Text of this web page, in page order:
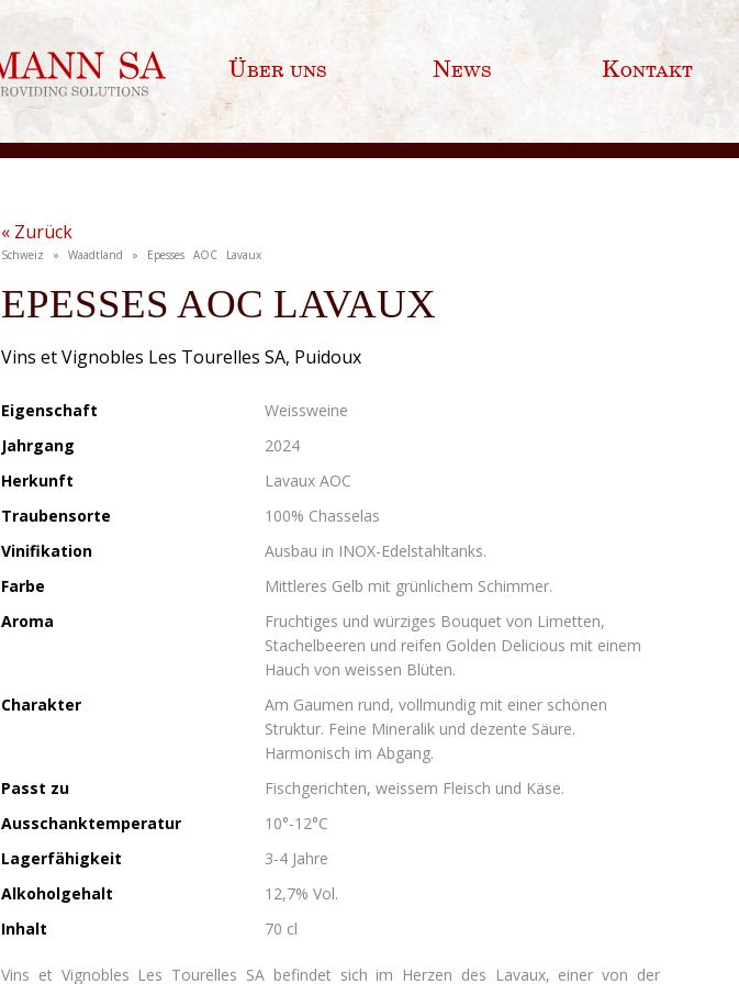
Über uns News Kontakt
« Zurück
Schweiz » Waadtland » Epesses AOC Lavaux
EPESSES AOC LAVAUX
Vins et Vignobles Les Tourelles SA, Puidoux
Eigenschaft
Weissweine
Jahrgang
2024
Herkunft
Lavaux AOC
Traubensorte
100% Chasselas
Vinifikation
Ausbau in INOX-Edelstahltanks.
Farbe
Mittleres Gelb mit grünlichem Schimmer.
Aroma
Fruchtiges und würziges Bouquet von Limetten,
Stachelbeeren und reifen Golden Delicious mit einem
Hauch von weissen Blüten.
Charakter
Am Gaumen rund, vollmundig mit einer schönen
Struktur. Feine Mineralik und dezente Säure.
Harmonisch im Abgang.
Passt zu
Fischgerichten, weissem Fleisch und Käse.
Ausschanktemperatur
10°-12°C
Lagerfähigkeit
3-4 Jahre
Alkoholgehalt
12,7% Vol.
Inhalt
70 cl
Vins et Vignobles Les Tourelles SA befindet sich im Herzen des Lavaux, einer von der